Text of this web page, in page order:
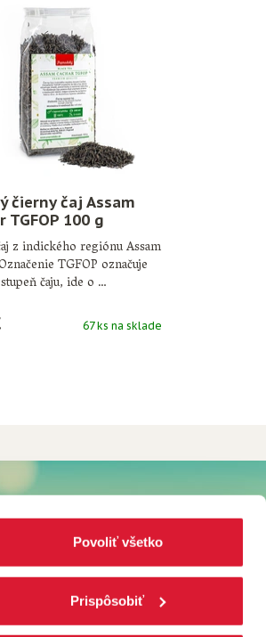
Povoliť všetko
Prispôsobiť
čierny čaj Assam
TGFOP 100 g
z indického regiónu Assam
TGFOP označuje
čaju, ide o …
67 ks na sklade
sa do Newslettera plného
zo sveta Popradské!